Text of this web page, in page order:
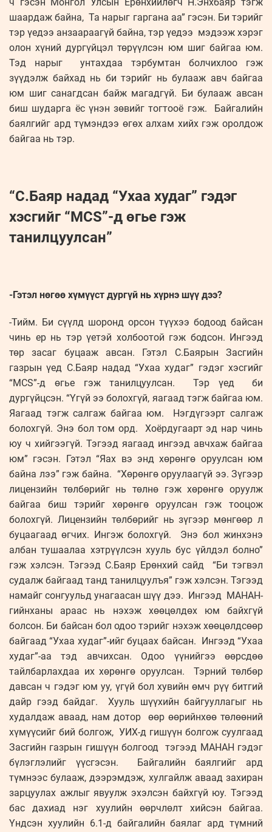
шаардаж байна, Та нарыг гаргана аа” гэсэн. Би тэрийг
тэр үедээ анзаараагүй байна, тэр үедээ мэдээж хэрэг
олон хүний дургүйцэл төрүүлсэн юм шиг байгаа юм.
Тэд нарыг унтахдаа тэрбумтан болчихлоо гэж
зүүдэлж байхад нь би тэрийг нь булааж авч байгаа
юм шиг санагдсан байж магадгүй. Би булааж авсан
биш шударга ёс үнэн зөвийг тогтооё гэж. Байгалийн
баялгийг ард түмэндээ өгөх алхам хийх гэж оролдож
байгаа нь тэр.
“С.Баяр надад “Ухаа худаг” гэдэг
хэсгийг “MCS”-д өгье гэж
танилцуулсан”
-Гэтэл нөгөө хүмүүст дургүй нь хүрнэ шүү дээ?
-Тийм. Би сүүлд шоронд орсон түүхээ бодоод байсан
чинь ер нь тэр үетэй холбоотой гэж бодсон. Ингээд
төр засаг буцааж авсан. Гэтэл С.Баярын Засгийн
газрын үед С.Баяр надад “Ухаа худаг” гэдэг хэсгийг
“MCS”-д өгье гэж танилцуулсан. Тэр үед би
дургүйцсэн. “Үгүй ээ болохгүй, яагаад тэгж байгаа юм.
Яагаад тэгж салгаж байгаа юм. Нэгдүгээрт салгаж
болохгүй. Энэ бол том орд. Хоёрдугаарт эд нар чинь
юу ч хийгээгүй. Тэгээд яагаад ингээд авчхаж байгаа
юм” гэсэн. Гэтэл “Яах вэ энд хөрөнгө оруулсан юм
байна лээ” гэж байна. “Хөрөнгө оруулаагүй ээ. Зүгээр
лицензийн төлбөрийг нь төлнө гэж хөрөнгө оруулж
байгаа биш тэрийг хөрөнгө оруулсан гэж тооцож
болохгүй. Лицензийн төлбөрийг нь зүгээр мөнгөөр л
буцаагаад өгчих. Ингэж болохгүй. Энэ бол жинхэнэ
албан тушаалаа хэтрүүлсэн хууль бус үйлдэл болно”
гэж хэлсэн. Тэгээд С.Баяр Ерөнхий сайд “Би тэгвэл
судалж байгаад танд танилцуулъя” гэж хэлсэн. Тэгээд
намайг сонгуульд унагаасан шүү дээ. Ингээд МАНАН-
гийнханы араас нь нэхэж хөөцөлдөх юм байхгүй
болсон. Би байсан бол одоо тэрийг нэхэж хөөцөлдсөөр
байгаад “Ухаа худаг”-ийг буцаах байсан. Ингээд “Ухаа
худаг”-аа тэд авчихсан. Одоо үүнийгээ өөрсдөө
тайлбарлахдаа их хөрөнгө оруулсан. Тэрний төлбөр
давсан ч гэдэг юм уу, үгүй бол хувийн өмч рүү битгий
дайр гээд байдаг. Хууль шүүхийн байгууллагыг нь
худалдаж аваад, нам дотор өөр өөрийнхөө төлөөний
хүмүүсийг бий болгож, УИХ-д гишүүн болгож суулгаад
Засгийн газрын гишүүн болгоод тэгээд МАНАН гэдэг
бүлэглэлийг үүсгэсэн. Байгалийн баялгийг ард
түмнээс булааж, дээрэмдэж, хулгайлж аваад захиран
зарцуулах ажлыг явуулж эхэлсэн байхгүй юу. Тэгээд
бас дахиад нэг хуулийн өөрчлөлт хийсэн байгаа.
Үндсэн хуулийн 6.1-д байгалийн баялаг ард түмний